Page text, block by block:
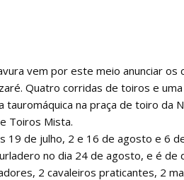
vem por este meio anunciar
Quatro corridas de toiros e
na praça de toiro da
Toiros Mista.
19 de julho, 2 e 16 de agosto e 6
no dia 24 de agosto, e é
2 cavaleiros praticantes, 2